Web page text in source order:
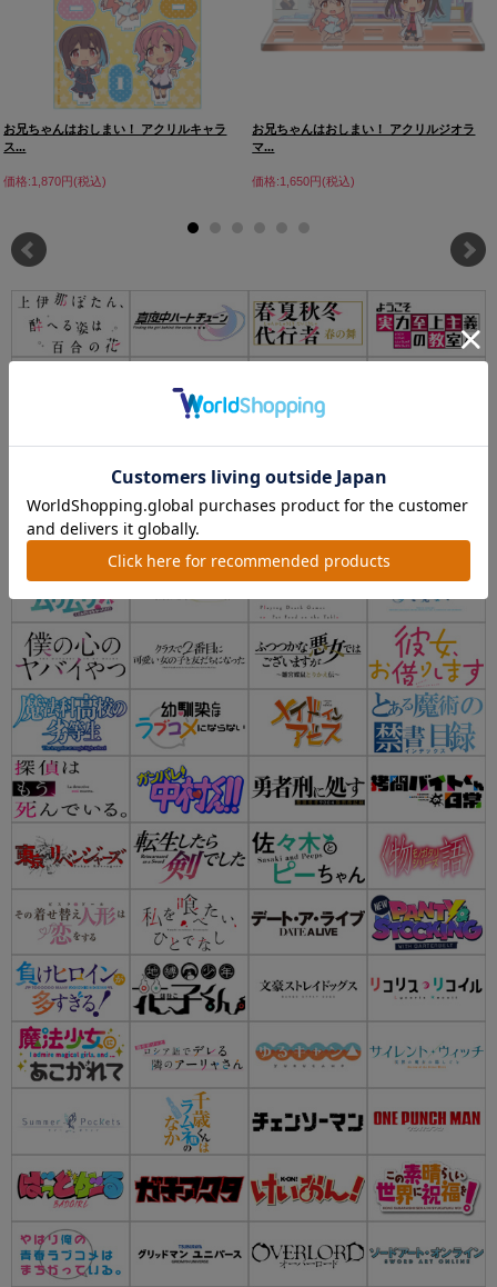
お兄ちゃんはおしまい！ アクリルキャラ
ス...
価格:1,870円(税込)
お兄ちゃんはおしまい！ アクリルジオラ
マ...
価格:1,650円(税込)